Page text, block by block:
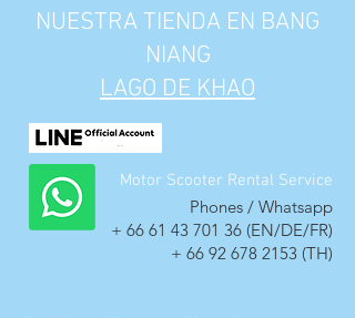
NUESTRA TIENDA EN BANG
NIANG
LAGO DE KHAO
Motor Scooter Rental Service
Phones / Whatsapp
+ 66 61 43 701 36 (EN/DE/FR)
+ 66 92 678 2153 (TH)